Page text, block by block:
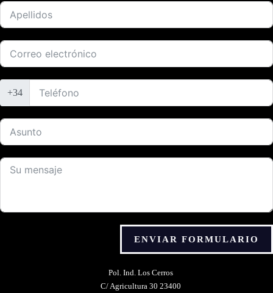
+34
ENVIAR FORMULARIO
Pol. Ind. Los Cerros
C/ Agricultura 30 23400